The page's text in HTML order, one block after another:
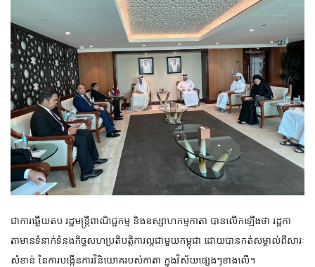
ជាការឆ្លើយតប រដ្ឋមន្ត្រីពាណិជ្ជកម្ម និងឧស្សាហកម្មកាតា បានលើកឡើងថា រដ្ឋកា
តាមានទំនាក់ទំនងកិច្ចសហប្រតិបត្តិការល្អជាមួយកម្ពុជា ដោយបានកត់សម្គាល់ពីសារៈ
សំខាន់ នៃការបង្កើនការវិនិយោគរបស់កាតា ក្នុងវិស័យផ្សេងៗខាងលើ។